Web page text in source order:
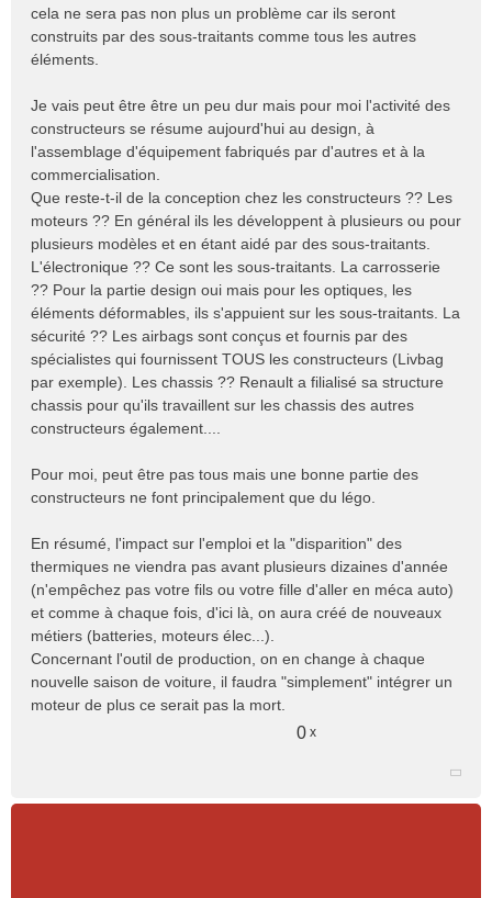
cela ne sera pas non plus un problème car ils seront
construits par des sous-traitants comme tous les autres
éléments.
Je vais peut être être un peu dur mais pour moi l'activité des
constructeurs se résume aujourd'hui au design, à
l'assemblage d'équipement fabriqués par d'autres et à la
commercialisation.
Que reste-t-il de la conception chez les constructeurs ?? Les
moteurs ?? En général ils les développent à plusieurs ou pour
plusieurs modèles et en étant aidé par des sous-traitants.
L'électronique ?? Ce sont les sous-traitants. La carrosserie
?? Pour la partie design oui mais pour les optiques, les
éléments déformables, ils s'appuient sur les sous-traitants. La
sécurité ?? Les airbags sont conçus et fournis par des
spécialistes qui fournissent TOUS les constructeurs (Livbag
par exemple). Les chassis ?? Renault a filialisé sa structure
chassis pour qu'ils travaillent sur les chassis des autres
constructeurs également....
Pour moi, peut être pas tous mais une bonne partie des
constructeurs ne font principalement que du légo.
En résumé, l'impact sur l'emploi et la "disparition" des
thermiques ne viendra pas avant plusieurs dizaines d'année
(n'empêchez pas votre fils ou votre fille d'aller en méca auto)
et comme à chaque fois, d'ici là, on aura créé de nouveaux
métiers (batteries, moteurs élec...).
Concernant l'outil de production, on en change à chaque
nouvelle saison de voiture, il faudra "simplement" intégrer un
moteur de plus ce serait pas la mort.
0 x